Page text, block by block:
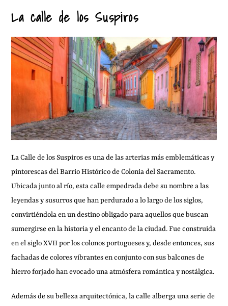
La calle de los Suspiros
La Calle de los Suspiros es una de las arterias más emblemáticas y
pintorescas del Barrio Histórico de Colonia del Sacramento.
Ubicada junto al río, esta calle empedrada debe su nombre a las
leyendas y susurros que han perdurado a lo largo de los siglos,
convirtiéndola en un destino obligado para aquellos que buscan
sumergirse en la historia y el encanto de la ciudad. Fue construida
en el siglo XVII por los colonos portugueses y, desde entonces, sus
fachadas de colores vibrantes en conjunto con sus balcones de
hierro forjado han evocado una atmósfera romántica y nostálgica.
Además de su belleza arquitectónica, la calle alberga una serie de